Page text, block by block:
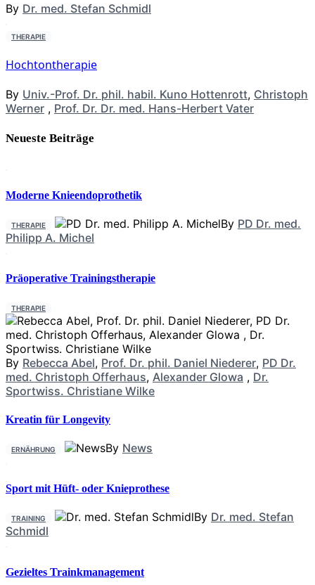
By Dr. med. Stefan Schmidl
THERAPIE
Hochtontherapie
By Univ.-Prof. Dr. phil. habil. Kuno Hottenrott, Christoph
Werner , Prof. Dr. Dr. med. Hans-Herbert Vater
Neueste Beiträge
Moderne Knieendoprothetik
THERAPIE By PD Dr. med.
Philipp A. Michel
Präoperative Trainingstherapie
THERAPIE
By Rebecca Abel, Prof. Dr. phil. Daniel Niederer, PD Dr.
med. Christoph Offerhaus, Alexander Glowa , Dr.
Sportwiss. Christiane Wilke
Kreatin für Longevity
ERNÄHRUNG By News
Sport mit Hüft- oder Knieprothese
TRAINING By Dr. med. Stefan
Schmidl
Gezieltes Trainkmanagement